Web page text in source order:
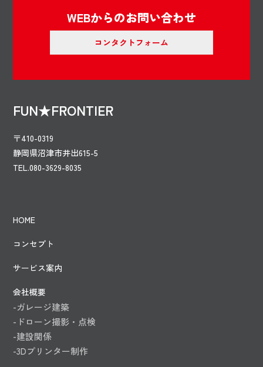
WEBからのお問い合わせ
コンタクトフォーム
FUN★FRONTIER
〒410-0319
静岡県沼津市井出615-5
TEL.080-3629-8035
HOME
コンセプト
サービス案内
会社概要
-ガレージ建築
-ドローン撮影・点検
-建設関係
-3Dプリンター制作